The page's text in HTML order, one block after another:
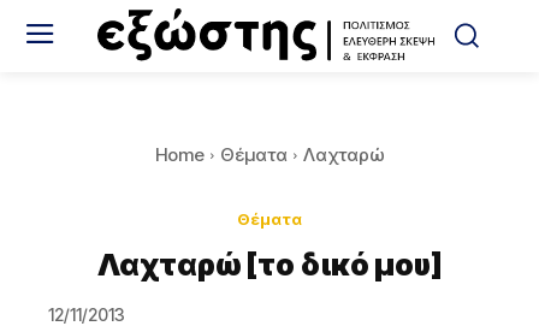
Home Θέματα Λαχταρώ
Θέματα
Λαχταρώ [το δικό μου]
12/11/2013